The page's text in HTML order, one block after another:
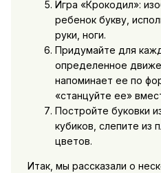
Игра «Крокодил»:
ребенок букву,
руки, ноги.
Придумайте для
определенное
напоминает ее по
«станцуйте ее»
Постройте буковки
кубиков, слепите из
цветов.
Итак, мы рассказали о